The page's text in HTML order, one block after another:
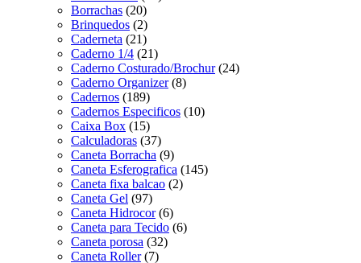
Borrachas (20)
Brinquedos (2)
Caderneta (21)
Caderno 1/4 (21)
Caderno Costurado/Brochur (24)
Caderno Organizer (8)
Cadernos (189)
Cadernos Especificos (10)
Caixa Box (15)
Calculadoras (37)
Caneta Borracha (9)
Caneta Esferografica (145)
Caneta fixa balcao (2)
Caneta Gel (97)
Caneta Hidrocor (6)
Caneta para Tecido (6)
Caneta porosa (32)
Caneta Roller (7)